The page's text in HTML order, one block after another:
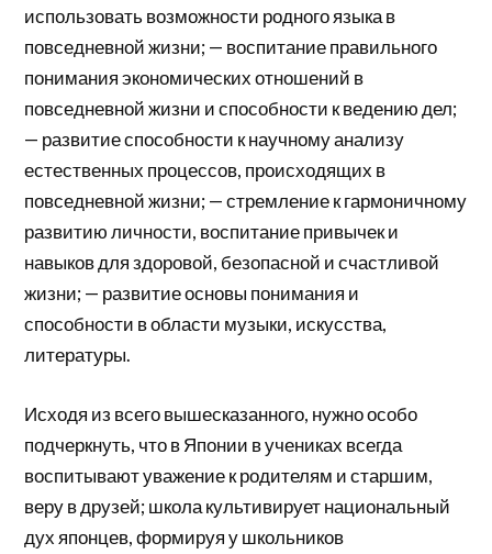
использовать возможности родного языка в
повседневной жизни; — воспитание правильного
понимания экономических отношений в
повседневной жизни и способности к ведению дел;
— развитие способности к научному анализу
естественных процессов, происходящих в
повседневной жизни; — стремление к гармоничному
развитию личности, воспитание привычек и
навыков для здоровой, безопасной и счастливой
жизни; — развитие основы понимания и
способности в области музыки, искусства,
литературы.
Исходя из всего вышесказанного, нужно особо
подчеркнуть, что в Японии в учениках всегда
воспитывают уважение к родителям и старшим,
веру в друзей; школа культивирует национальный
дух японцев, формируя у школьников